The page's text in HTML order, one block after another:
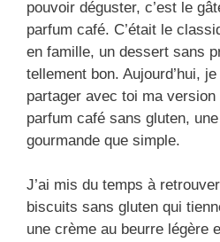
pouvoir déguster, c’est le
parfum café. C’était le
en famille, un dessert sans
tellement bon. Aujourd’hui,
partager avec toi ma
parfum café sans gluten,
gourmande que simple.
J’ai mis du temps à
biscuits sans gluten qui
une crème au beurre légère